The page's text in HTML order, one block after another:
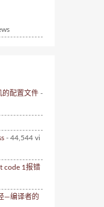
的配置文件 -
- 44,544 vi
code 1报错
—编译者的